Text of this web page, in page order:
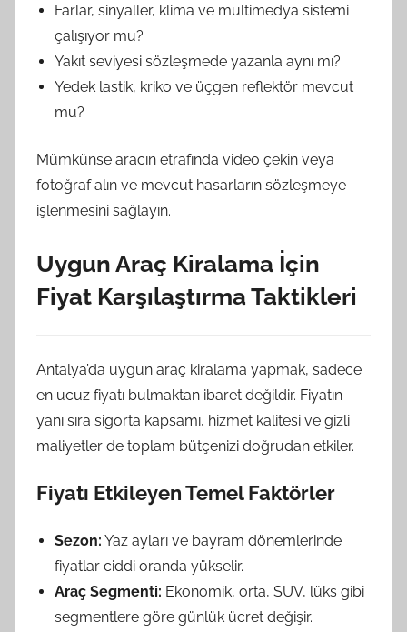
Farlar, sinyaller, klima ve multimedya sistemi
çalışıyor mu?
Yakıt seviyesi sözleşmede yazanla aynı mı?
Yedek lastik, kriko ve üçgen reflektör mevcut
mu?
Mümkünse aracın etrafında video çekin veya
fotoğraf alın ve mevcut hasarların sözleşmeye
işlenmesini sağlayın.
Uygun Araç Kiralama İçin
Fiyat Karşılaştırma Taktikleri
Antalya’da uygun araç kiralama yapmak, sadece
en ucuz fiyatı bulmaktan ibaret değildir. Fiyatın
yanı sıra sigorta kapsamı, hizmet kalitesi ve gizli
maliyetler de toplam bütçenizi doğrudan etkiler.
Fiyatı Etkileyen Temel Faktörler
Sezon: Yaz ayları ve bayram dönemlerinde
fiyatlar ciddi oranda yükselir.
Araç Segmenti: Ekonomik, orta, SUV, lüks gibi
segmentlere göre günlük ücret değişir.